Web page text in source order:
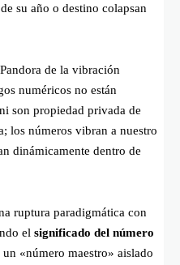
su año o destino colapsan
de la vibración
numéricos no están
son propiedad privada de
los números vibran a nuestro
dinámicamente dentro de
ruptura paradigmática con
el significado del número
un «número maestro» aislado